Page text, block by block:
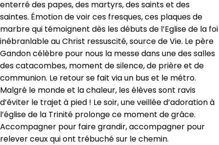
enterré des papes, des martyrs, des saints et des
saintes. Émotion de voir ces fresques, ces plaques de
marbre qui témoignent dès les débuts de l’Eglise de la foi
inébranlable au Christ ressuscité, source de Vie. Le père
Gandon célèbre pour nous la messe dans une des salles
des catacombes, moment de silence, de prière et de
communion. Le retour se fait via un bus et le métro.
Malgré le monde et la chaleur, les élèves sont ravis
d’éviter le trajet à pied ! Le soir, une veillée d’adoration à
l’église de la Trinité prolonge ce moment de grâce.
Accompagner pour faire grandir, accompagner pour
relever ceux qui ont trébuché sur le chemin.